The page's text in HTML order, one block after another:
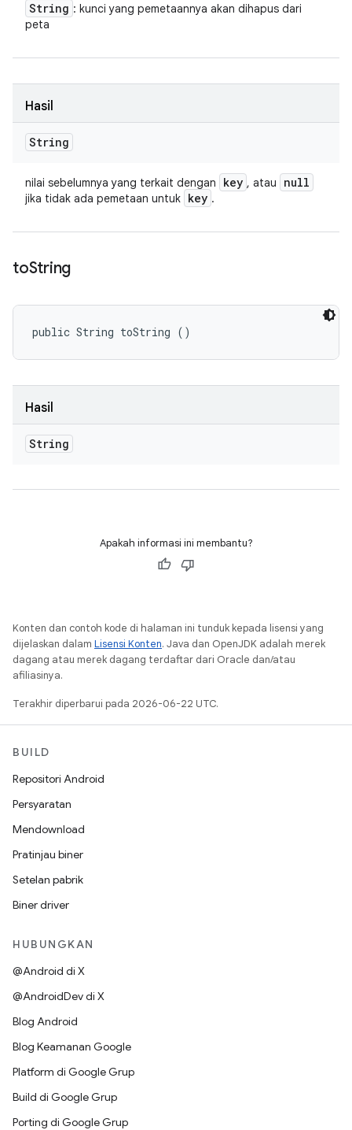
String : kunci yang pemetaannya akan dihapus dari
peta
Hasil
String
nilai sebelumnya yang terkait dengan key , atau null
jika tidak ada pemetaan untuk key .
toString
public String toString ()
Hasil
String
Apakah informasi ini membantu?
Konten dan contoh kode di halaman ini tunduk kepada lisensi yang
dijelaskan dalam Lisensi Konten. Java dan OpenJDK adalah merek
dagang atau merek dagang terdaftar dari Oracle dan/atau
afiliasinya.
Terakhir diperbarui pada 2026-06-22 UTC.
BUILD
Repositori Android
Persyaratan
Mendownload
Pratinjau biner
Setelan pabrik
Biner driver
HUBUNGKAN
@Android di X
@AndroidDev di X
Blog Android
Blog Keamanan Google
Platform di Google Grup
Build di Google Grup
Porting di Google Grup